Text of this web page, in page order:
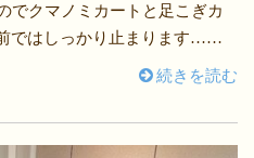
でクマノミカートと足こぎカ
ではしっかり止まります……
続きを読む